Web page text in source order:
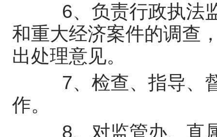
6、负责行政执法监
和重大经济案件的调查
出处理意见。
7、检查、指导、督
作。
8、对监管办、直属